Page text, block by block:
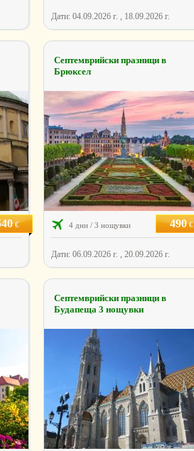
Дати: 04.09.2026 г. , 18.09.2026 г.
€
Септемврийски празници в
Брюксел
4 дни / 3 нощувки 490€
Дати: 06.09.2026 г. , 20.09.2026 г.
Септемврийски празници в
Будапеща 3 нощувки